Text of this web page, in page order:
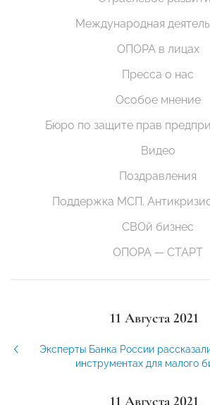
Международная
ОПОРА в лицах
Пресса о нас
Особое мнение
Бюро по защите прав
Видео
Поздравления
Поддержка МСП.
СВОй бизнес
ОПОРА — СТАРТ
11 Августа 2021
Эксперты Банка России
инструментах для малого
11 Августа 2021